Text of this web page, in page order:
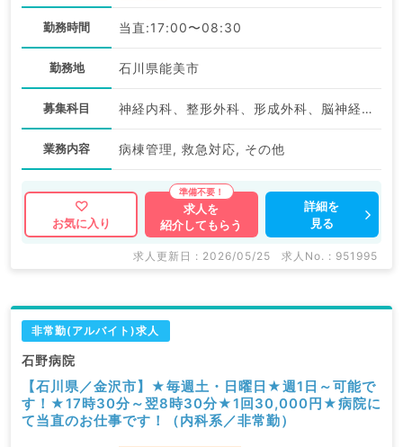
勤務時間 当直:17:00〜08:30
勤務地 石川県能美市
募集科目 神経内科、整形外科、形成外科、脳神経外科、呼吸器外科、心臓血管外科、泌尿器科、一般内科、循環器内科、呼吸器内科、消化器内科、内分泌・代謝内科、腎臓内科、老年内科、血液内科、外科系全般、一般外科、消化器外科、乳腺外科、膠原病科、大腸・肛門外科
業務内容 病棟管理, 救急対応, その他
お気に入り
求人を
紹介してもらう
詳細を
見る
求人更新日 : 2026/05/25 求人No. : 951995
非常勤(アルバイト)求人
石野病院
【石川県／金沢市】★毎週土・日曜日★週1日～可能で
す！★17時30分～翌8時30分★1回30,000円★病院に
て当直のお仕事です！（内科系／非常勤）